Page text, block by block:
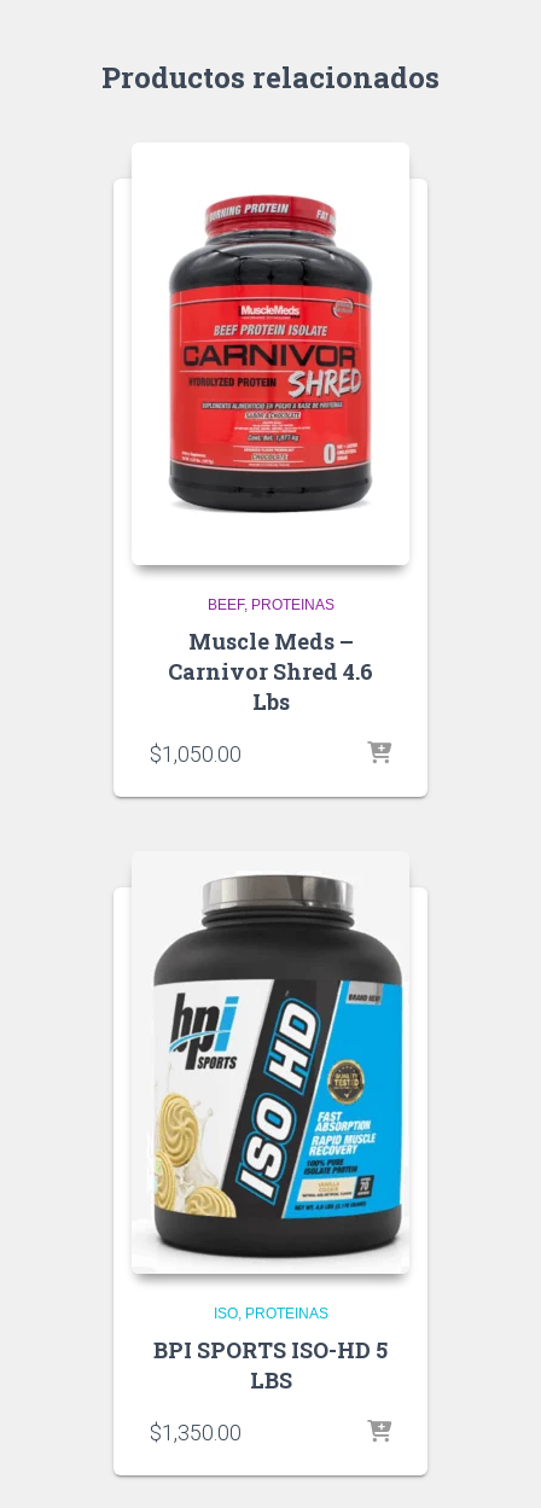
Productos relacionados
BEEF PROTEINAS
Muscle Meds –
Carnivor Shred 4.6
Lbs
$1,050.00
ISO PROTEINAS
BPI SPORTS ISO-HD 5
LBS
$1,350.00